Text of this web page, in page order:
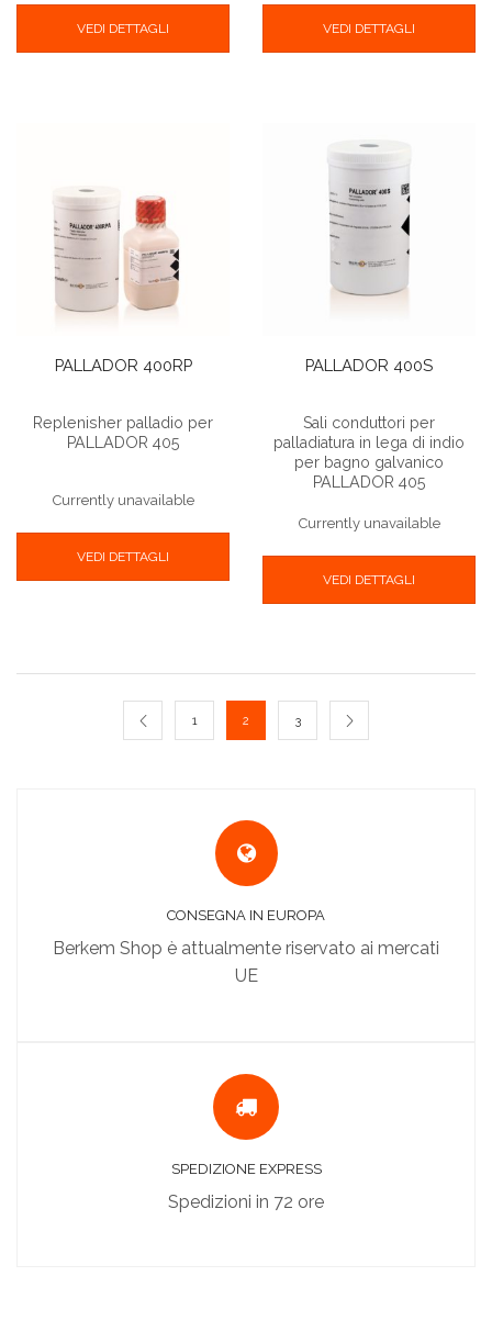
VEDI DETTAGLI VEDI DETTAGLI
PALLADOR 400RP
Replenisher palladio per
PALLADOR 405
Currently unavailable
VEDI DETTAGLI
PALLADOR 400S
Sali conduttori per
palladiatura in lega di indio
per bagno galvanico
PALLADOR 405
Currently unavailable
VEDI DETTAGLI
1 2 3
CONSEGNA IN EUROPA
Berkem Shop è attualmente riservato ai mercati
UE
SPEDIZIONE EXPRESS
Spedizioni in 72 ore